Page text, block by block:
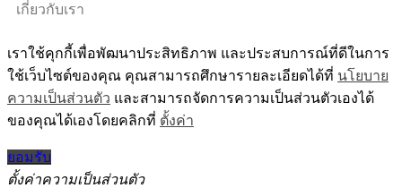
เกี่ยวกับเรา
เราใช้คุกกี้เพื่อพัฒนาประสิทธิภาพ และประสบการณ์ที่ดีในการ
ใช้เว็บไซต์ของคุณ คุณสามารถศึกษารายละเอียดได้ที่ นโยบาย
ความเป็นส่วนตัว และสามารถจัดการความเป็นส่วนตัวเองได้
ของคุณได้เองโดยคลิกที่ ตั้งค่า
ยอมรับ
ตั้งค่าความเป็นส่วนตัว